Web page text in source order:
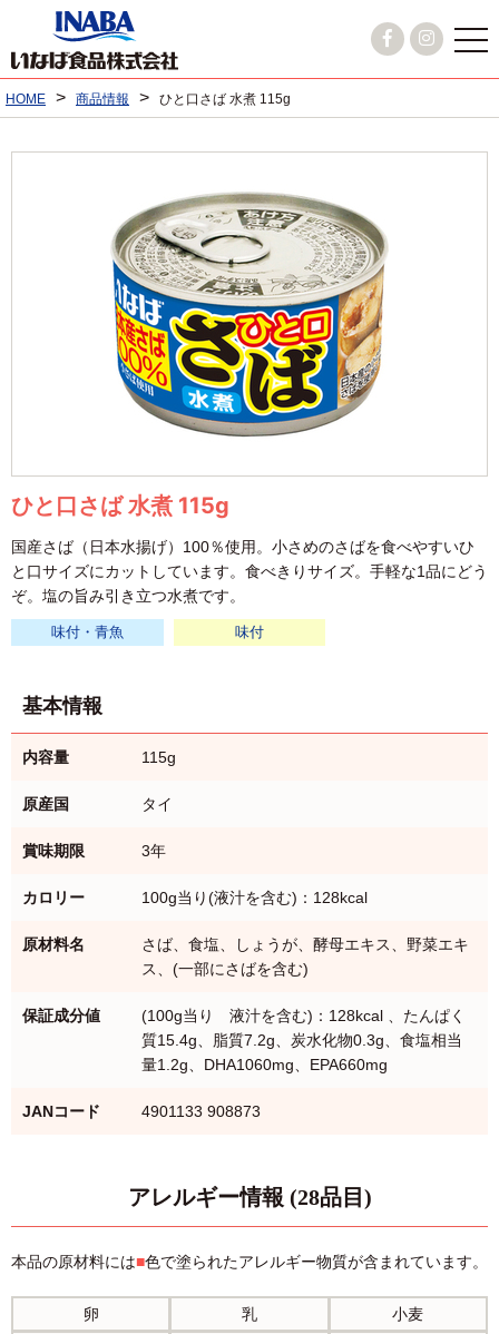
HOME > 商品情報 > ひと口さば 水煮 115g
ひと口さば 水煮 115g
国産さば（日本水揚げ）100％使用。小さめのさばを食べやすいひ
と口サイズにカットしています。食べきりサイズ。手軽な1品にどう
ぞ。塩の旨み引き立つ水煮です。
味付・青魚 味付
基本情報
内容量 115g
原産国 タイ
賞味期限 3年
カロリー 100g当り(液汁を含む)：128kcal
原材料名
さば、食塩、しょうが、酵母エキス、野菜エキ
ス、(一部にさばを含む)
保証成分値
(100g当り 液汁を含む)：128kcal 、たんぱく
質15.4g、脂質7.2g、炭水化物0.3g、食塩相当
量1.2g、DHA1060mg、EPA660mg
JANコード 4901133 908873
アレルギー情報 (28品目)
本品の原材料には■色で塗られたアレルギー物質が含まれています。
卵 乳
小麦